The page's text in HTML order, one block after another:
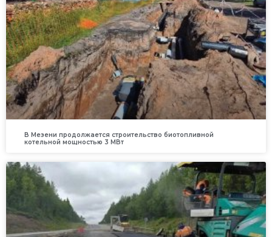
В Мезени продолжается строительство биотопливной
котельной мощностью 3 МВт